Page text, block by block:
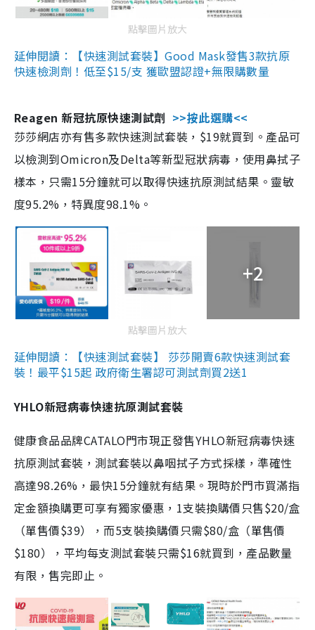
點擊圖片放大
延伸閱讀：【快速測試套裝】Good Mask發售3款抗原
快速檢測劑！低至$15/支 獲歐盟認證+無限購數量
Reagen 新冠抗原快速測試劑 >>按此選購<<
莎莎網店亦有售多款快速測試套裝，$19就買到。產品可
以檢測到Omicron及Delta等新型冠狀病毒，使用鼻拭子
樣本，只需15分鐘就可以取得快速抗原測試結果。靈敏
度95.2%，特異度98.1%。
+2
點擊圖片放大
延伸閱讀：【快速測試套裝】 莎莎開賣6款快速測試套
裝！最平$15起 政府衛生署認可測試劑買2送1
YHLO新冠病毒快速抗原測試套裝
健康食品品牌CATALO門市現正發售YHLO新冠病毒快速
抗原測試套裝，測試套裝以鼻咽拭子方式採樣，準確性
高達98.26%，最快15分鐘就有結果。現時於門市買滿指
定金額換購更可享有獨家優惠，1支裝換購價只售$20/盒
（單售價$39），而5支裝換購價只需$80/盒（單售價
$180），平均每支測試套裝只需$16就買到，產品數量
有限，售完即止。